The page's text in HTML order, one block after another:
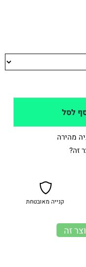
לסל
מהירה
זה?
קנייה מאובטחת
זה